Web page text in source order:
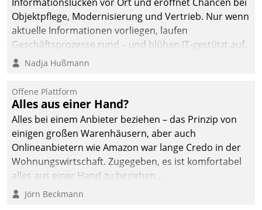
Objektpflege, Modernisierung und Vertrieb. Nur wenn
aktuelle Informationen vorliegen, laufen
Geschäftsprozesse rund – und blühen IT-gestützt auf.
Nadja Hußmann
Offene Plattform
Alles aus einer Hand?
Alles bei einem Anbieter beziehen – das Prinzip von
einigen großen Warenhäusern, aber auch
Onlineanbietern wie Amazon war lange Credo in der
Wohnungswirtschaft. Zugegeben, es ist komfortabel
alles aus einer Hand zu beziehen...
Jörn Beckmann